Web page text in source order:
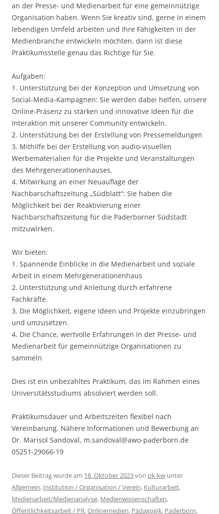
an der Presse- und Medienarbeit für eine gemeinnützige
Organisation haben. Wenn Sie kreativ sind, gerne in einem
lebendigen Umfeld arbeiten und Ihre Fähigkeiten in der
Medienbranche entwickeln möchten, dann ist diese
Praktikumsstelle genau das Richtige für Sie.
Aufgaben:
1. Unterstützung bei der Konzeption und Umsetzung von
Social-Media-Kampagnen: Sie werden dabei helfen, unsere
Online-Präsenz zu stärken und innovative Ideen für die
Interaktion mit unserer Community entwickeln.
2. Unterstützung bei der Erstellung von Pressemeldungen
3. Mithilfe bei der Erstellung von audio-visuellen
Werbematerialien für die Projekte und Veranstaltungen
des Mehrgenerationenhauses.
4. Mitwirkung an einer Neuauflage der
Nachbarschaftszeitung „Südblatt“: Sie haben die
Möglichkeit bei der Reaktivierung einer
Nachbarschaftszeitung für die Paderborner Südstadt
mitzuwirken.
Wir bieten:
1. Spannende Einblicke in die Medienarbeit und soziale
Arbeit in einem Mehrgenerationenhaus
2. Unterstützung und Anleitung durch erfahrene
Fachkräfte.
3. Die Möglichkeit, eigene Ideen und Projekte einzubringen
und umzusetzen.
4. Die Chance, wertvolle Erfahrungen in der Presse- und
Medienarbeit für gemeinnützige Organisationen zu
sammeln
Dies ist ein unbezahltes Praktikum, das im Rahmen eines
Universitätsstudiums absolviert werden soll.
Praktikumsdauer und Arbeitszeiten flexibel nach
Vereinbarung. Nähere Informationen und Bewerbung an
Dr. Marisol Sandoval, m.sandoval@awo-paderborn.de
05251-29066-19
Dieser Beitrag wurde am 18. Oktober 2023von pk-kw unter
Allgemein, Institution / Organisation / Verein, Kulturarbeit,
Medienarbeit/Medienanalyse, Medienwissenschaften,
Öffentlichkeitsarbeit / PR,Onlinemedien, Pädagogik, Paderborn,